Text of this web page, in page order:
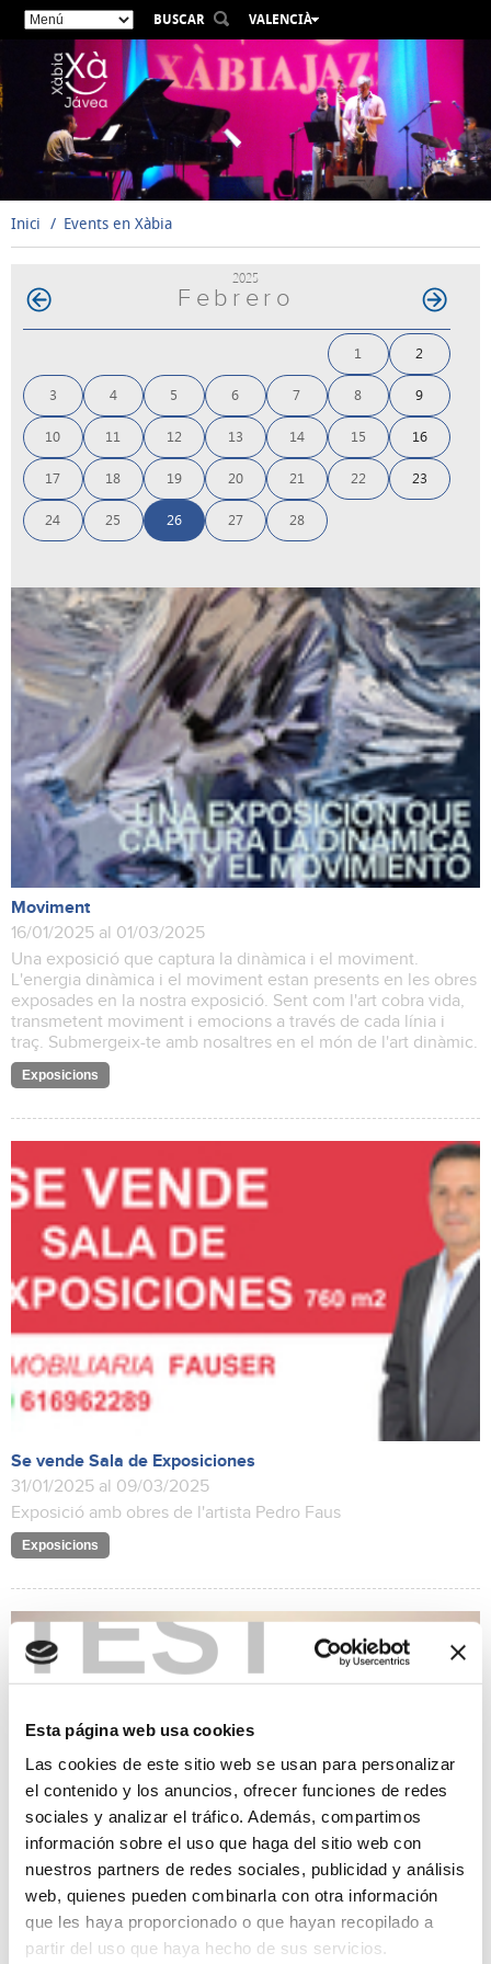
TEST
Esta página web usa cookies
Las cookies de este sitio web se usan para personalizar
el contenido y los anuncios, ofrecer funciones de redes
sociales y analizar el tráfico. Además, compartimos
información sobre el uso que haga del sitio web con
nuestros partners de redes sociales, publicidad y análisis
web, quienes pueden combinarla con otra información
que les haya proporcionado o que hayan recopilado a
partir del uso que haya hecho de sus servicios.
BUSCAR
VALENCIÀ
ESPAÑOL
ENGLISH
DEUTSCH
РУССКИЙ
Inici Events en Xàbia
2025
Febrero
1 2
3 4 5 6 7 8 9
10 11 12 13 14 15 16
17 18 19 20 21 22 23
24 25 26 27 28
Moviment
16/01/2025 al 01/03/2025
Una exposició que captura la dinàmica i el moviment.
L'energia dinàmica i el moviment estan presents en les obres
exposades en la nostra exposició. Sent com l'art cobra vida,
transmetent moviment i emocions a través de cada línia i
traç. Submergeix-te amb nosaltres en el món de l'art dinàmic.
Exposicions
Se vende Sala de Exposiciones
31/01/2025 al 09/03/2025
Exposició amb obres de l'artista Pedro Faus
Exposicions
Natura íntima
31/01/2025 al 28/02/2025